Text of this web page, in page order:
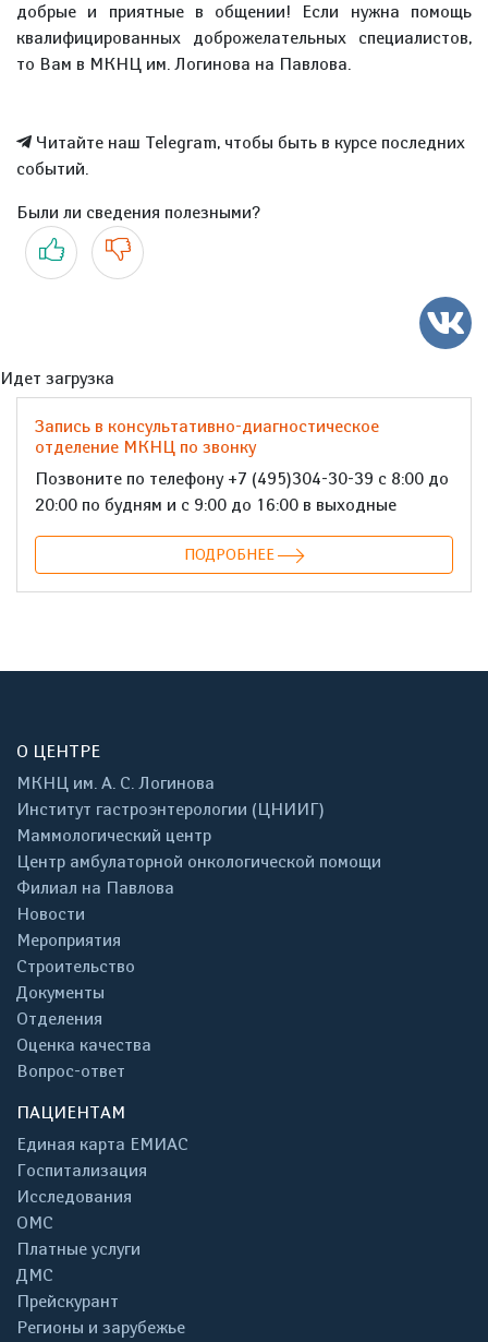
добрые и приятные в общении! Если нужна помощь
квалифицированных доброжелательных специалистов,
то Вам в МКНЦ им. Логинова на Павлова.
Читайте наш Telegram, чтобы быть в курсе последних
событий.
Были ли сведения полезными?
Да Нет
Идет загрузка
Запись в консультативно-диагностическое
отделение МКНЦ по звонку
Позвоните по телефону +7 (495)304-30-39 с 8:00 до
20:00 по будням и с 9:00 до 16:00 в выходные
ПОДРОБНЕЕ
О ЦЕНТРЕ
МКНЦ им. А. С. Логинова
Институт гастроэнтерологии (ЦНИИГ)
Маммологический центр
Центр амбулаторной онкологической помощи
Филиал на Павлова
Новости
Мероприятия
Строительство
Документы
Отделения
Оценка качества
Вопрос-ответ
ПАЦИЕНТАМ
Единая карта ЕМИАС
Госпитализация
Исследования
ОМС
Платные услуги
ДМС
Прейскурант
Регионы и зарубежье